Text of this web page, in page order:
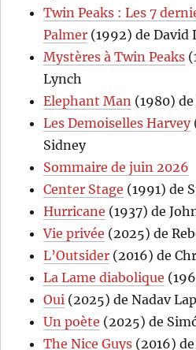
Twin Peaks : Les 7
Palmer (1992) de David
Mystères à Twin Peaks
Lynch
Elephant Man (1980)
Les Demoiselles Harvey
Sidney
Sommaire de juin 2026
Center Stage (1991) de
Hurricane (1937) de
Vie privée (2025) de
L’Outsider (2016) de
La Lame diabolique
Oui (2025) de Nadav
Un poète (2025) de
The Nice Guys (2016)